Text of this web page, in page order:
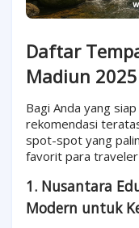
Daftar
Madiun
Bagi Anda yang
rekomendasi
spot-spot yang
favorit para
1. Nusantara
Modern untuk